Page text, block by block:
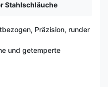
Stahlschläuche
Präzision, runder
und getemperte